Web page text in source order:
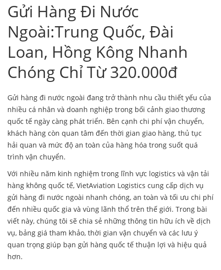
Gửi Hàng Đi Nước
Ngoài:Trung Quốc, Đài
Loan, Hồng Kông Nhanh
Chóng Chỉ Từ 320.000đ
Gửi hàng đi nước ngoài đang trở thành nhu cầu thiết yếu của
nhiều cá nhân và doanh nghiệp trong bối cảnh giao thương
quốc tế ngày càng phát triển. Bên cạnh chi phí vận chuyển,
khách hàng còn quan tâm đến thời gian giao hàng, thủ tục
hải quan và mức độ an toàn của hàng hóa trong suốt quá
trình vận chuyển.
Với nhiều năm kinh nghiệm trong lĩnh vực logistics và vận tải
hàng không quốc tế, VietAviation Logistics cung cấp dịch vụ
gửi hàng đi nước ngoài nhanh chóng, an toàn và tối ưu chi phí
đến nhiều quốc gia và vùng lãnh thổ trên thế giới. Trong bài
viết này, chúng tôi sẽ chia sẻ những thông tin hữu ích về dịch
vụ, bảng giá tham khảo, thời gian vận chuyển và các lưu ý
quan trọng giúp bạn gửi hàng quốc tế thuận lợi và hiệu quả
hơn.